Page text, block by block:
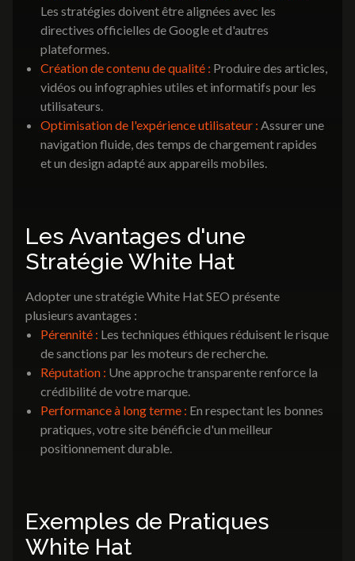
Les stratégies doivent être alignées avec les
directives officielles de Google et d'autres
plateformes.
Création de contenu de qualité : Produire des articles,
vidéos ou infographies utiles et informatifs pour les
utilisateurs.
Optimisation de l'expérience utilisateur : Assurer une
navigation fluide, des temps de chargement rapides
et un design adapté aux appareils mobiles.
Les Avantages d'une
Stratégie White Hat
Adopter une stratégie White Hat SEO présente
plusieurs avantages :
Pérennité : Les techniques éthiques réduisent le risque
de sanctions par les moteurs de recherche.
Réputation : Une approche transparente renforce la
crédibilité de votre marque.
Performance à long terme : En respectant les bonnes
pratiques, votre site bénéficie d'un meilleur
positionnement durable.
Exemples de Pratiques
White Hat